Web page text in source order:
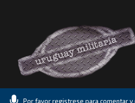
Por favor registrese para comentar y